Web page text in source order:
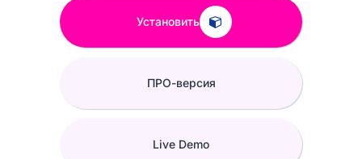
Установить
ПРО-версия
Live Demo